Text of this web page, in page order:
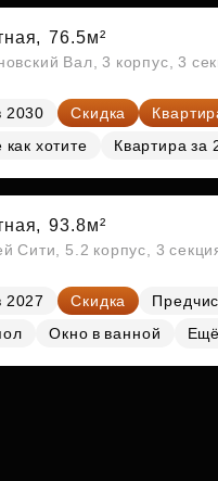
76.5м²
Вал, 3 корпус, 3
2030 Скидка
как хотите
Квартира за
93.8м²
Сити, 5.2 корпус, 3
2027 Скидка
Окно в ванной Ещё